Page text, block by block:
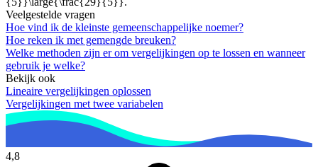
Veelgestelde vragen
Hoe vind ik de kleinste gemeenschappelijke noemer?
Hoe reken ik met gemengde breuken?
Welke methoden zijn er om vergelijkingen op te lossen en wanneer
gebruik je welke?
Bekijk ook
Lineaire vergelijkingen oplossen
Vergelijkingen met twee variabelen
4,8